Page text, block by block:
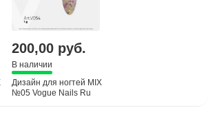
200,00 руб.
В наличии
Дизайн для ногтей MIX
№05 Vogue Nails Ru